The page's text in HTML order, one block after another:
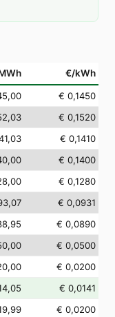
€/kWh
€ 0,1450
€ 0,1520
€ 0,1410
€ 0,1400
€ 0,1280
€ 0,0931
€ 0,0890
€ 0,0500
€ 0,0200
€ 0,0141
€ 0,0200